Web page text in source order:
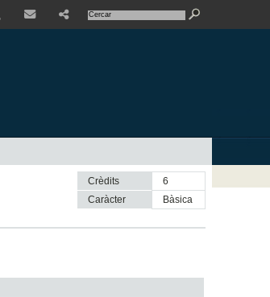
Crèdits
6
Caràcter
bàsica